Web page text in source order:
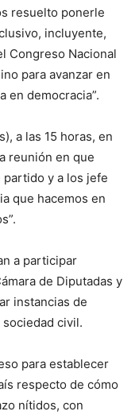
resuelto ponerle
incluyente,
Congreso Nacional
para avanzar en
en democracia”.
a las 15 horas, en
reunión en que
y a los jefe
que hacemos en
a participar
de Diputadas y
instancias de
civil.
para establecer
respecto de cómo
nítidos, con